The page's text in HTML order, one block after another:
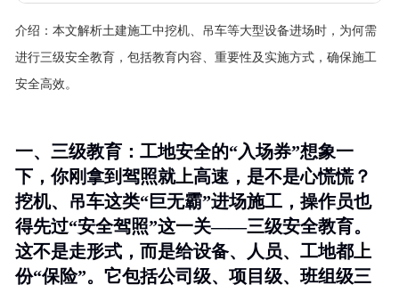
介绍： 本文解析土建施工中挖机、吊车等大型设备进场时，为何需
进行三级安全教育，包括教育内容、重要性及实施方式，确保施工
安全高效。
一、三级教育：工地安全的“入场券”想象一
下，你刚拿到驾照就上高速，是不是心慌慌？
挖机、吊车这类“巨无霸”进场施工，操作员也
得先过“安全驾照”这一关——三级安全教育。
这不是走形式，而是给设备、人员、工地都上
份“保险”。它包括公司级、项目级、班组级三